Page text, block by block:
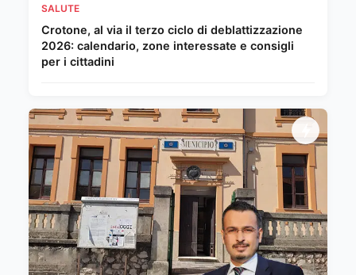
SALUTE
Crotone, al via il terzo ciclo di deblattizzazione
2026: calendario, zone interessate e consigli
per i cittadini